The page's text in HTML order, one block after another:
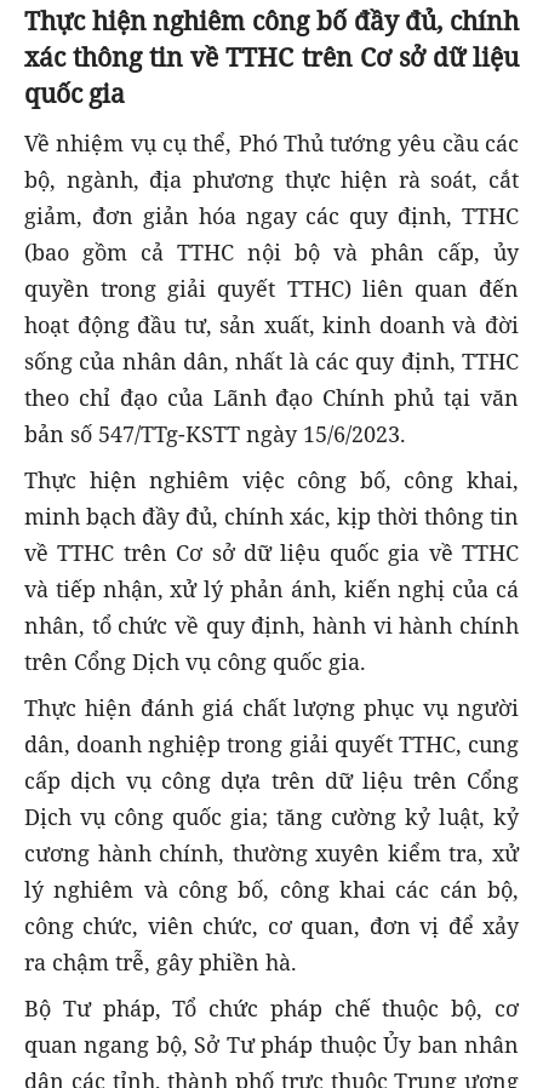
Thực hiện nghiêm công bố đầy đủ, chính
xác thông tin về TTHC trên Cơ sở dữ liệu
quốc gia
Về nhiệm vụ cụ thể, Phó Thủ tướng yêu cầu các
bộ, ngành, địa phương thực hiện rà soát, cắt
giảm, đơn giản hóa ngay các quy định, TTHC
(bao gồm cả TTHC nội bộ và phân cấp, ủy
quyền trong giải quyết TTHC) liên quan đến
hoạt động đầu tư, sản xuất, kinh doanh và đời
sống của nhân dân, nhất là các quy định, TTHC
theo chỉ đạo của Lãnh đạo Chính phủ tại văn
bản số 547/TTg-KSTT ngày 15/6/2023.
Thực hiện nghiêm việc công bố, công khai,
minh bạch đầy đủ, chính xác, kịp thời thông tin
về TTHC trên Cơ sở dữ liệu quốc gia về TTHC
và tiếp nhận, xử lý phản ánh, kiến nghị của cá
nhân, tổ chức về quy định, hành vi hành chính
trên Cổng Dịch vụ công quốc gia.
Thực hiện đánh giá chất lượng phục vụ người
dân, doanh nghiệp trong giải quyết TTHC, cung
cấp dịch vụ công dựa trên dữ liệu trên Cổng
Dịch vụ công quốc gia; tăng cường kỷ luật, kỷ
cương hành chính, thường xuyên kiểm tra, xử
lý nghiêm và công bố, công khai các cán bộ,
công chức, viên chức, cơ quan, đơn vị để xảy
ra chậm trễ, gây phiền hà.
Bộ Tư pháp, Tổ chức pháp chế thuộc bộ, cơ
quan ngang bộ, Sở Tư pháp thuộc Ủy ban nhân
dân các tỉnh, thành phố trực thuộc Trung ương